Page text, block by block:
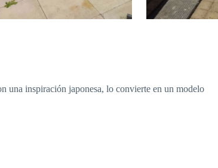
una inspiración japonesa, lo convierte en un modelo